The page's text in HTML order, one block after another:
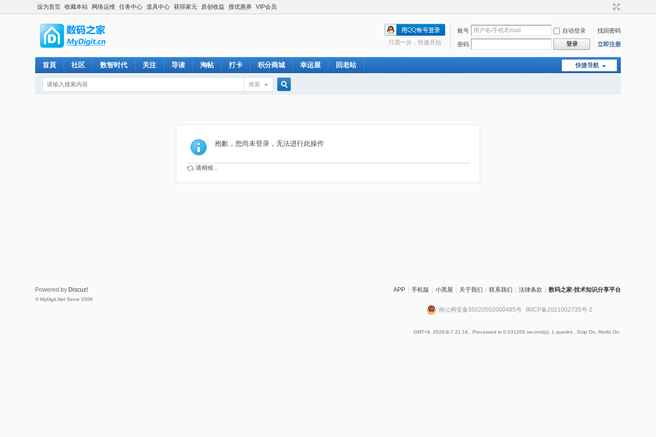
设为首页 收藏本站 网络运维 任务中心 道具中心 获得家元 原创收益 搜优惠券 VIP会员
账号 自动登录
找回密码
密码
登录 立即注册
只需一步，快速开始
快捷导航
首頁 社区 数智时代 关注 导读 淘帖 打卡 积分商城 幸运屋 回老站
搜索
索
抱歉，您尚未登录，无法进行此操作
请稍候...
APP 手机版 小黑屋 关于我们 联系我们 法律条款 数码之家-技术知识分享平台
闽公网安备35020502000485号 闽ICP备2021002735号-2
GMT+8, 2026-8-7 21:16 , Processed in 0.031200 second(s), 1 queries , Gzip On, Redis On.
Powered by Discuz!
© MyDigit.Net Since 2006